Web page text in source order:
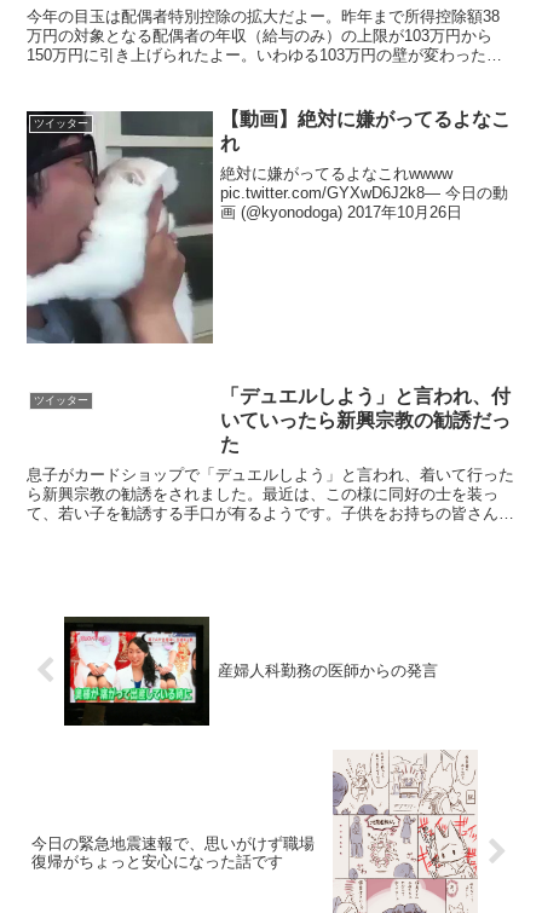
今年の目玉は配偶者特別控除の拡大だよー。昨年まで所得控除額38
万円の対象となる配偶者の年収（給与のみ）の上限が103万円から
150万円に引き上げられたよー。いわゆる103万円の壁が変わったの
ツイッター
【動画】絶対に嫌がってるよなこ
れ
絶対に嫌がってるよなこれwwww
pic.twitter.com/GYXwD6J2k8— 今日の動
画 (@kyonodoga) 2017年10月26日
ツイッター
「デュエルしよう」と言われ、付
いていったら新興宗教の勧誘だっ
た
息子がカードショップで「デュエルしよう」と言われ、着いて行った
ら新興宗教の勧誘をされました。最近は、この様に同好の士を装っ
て、若い子を勧誘する手口が有るようです。子供をお持ちの皆さん、
産婦人科勤務の医師からの発言
今日の緊急地震速報で、思いがけず職場
復帰がちょっと安心になった話です